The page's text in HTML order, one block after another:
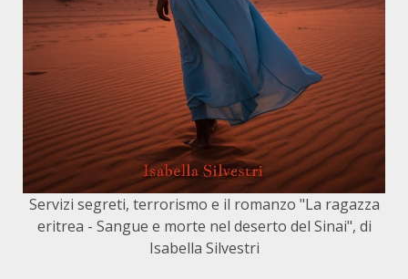
Servizi segreti, terrorismo e il romanzo "La ragazza
eritrea - Sangue e morte nel deserto del Sinai", di
Isabella Silvestri